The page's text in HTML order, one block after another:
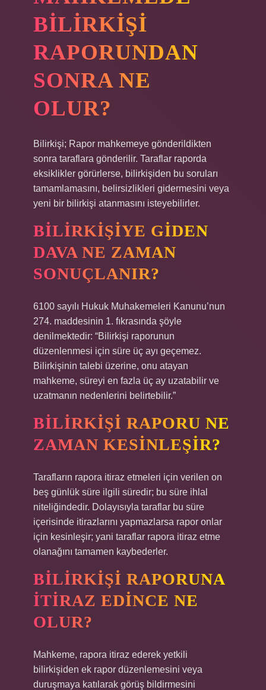
BILIRKIŞI
RAPORUNDAN
SONRA NE
OLUR?
Bilirkişi; Rapor mahkemeye gönderildikten
sonra taraflara gönderilir. Taraflar raporda
eksiklikler görürlerse, bilirkişiden bu soruları
tamamlamasını, belirsizlikleri gidermesini veya
yeni bir bilirkişi atanmasını isteyebilirler.
BILIRKIŞIYE GIDEN
DAVA NE ZAMAN
SONUÇLANIR?
6100 sayılı Hukuk Muhakemeleri Kanunu’nun
274. maddesinin 1. fıkrasında şöyle
denilmektedir: “Bilirkişi raporunun
düzenlenmesi için süre üç ayı geçemez.
Bilirkişinin talebi üzerine, onu atayan
mahkeme, süreyi en fazla üç ay uzatabilir ve
uzatmanın nedenlerini belirtebilir.”
BILIRKIŞI RAPORU NE
ZAMAN KESINLEŞIR?
Tarafların rapora itiraz etmeleri için verilen on
beş günlük süre ilgili süredir; bu süre ihlal
niteliğindedir. Dolayısıyla taraflar bu süre
içerisinde itirazlarını yapmazlarsa rapor onlar
için kesinleşir; yani taraflar rapora itiraz etme
olanağını tamamen kaybederler.
BILIRKIŞI RAPORUNA
ITIRAZ EDINCE NE
OLUR?
Mahkeme, rapora itiraz ederek yetkili
bilirkişiden ek rapor düzenlemesini veya
duruşmaya katılarak görüş bildirmesini